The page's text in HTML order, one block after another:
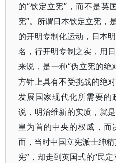
的“钦定立宪”，而不是英
宪”。所谓日本钦定立宪，
的开明专制化运动，日本
名，行开明专制之实，用
来说，是一种“伪立宪的绝
方针上具有不受挑战的绝
发展国家现代化所需要
说，明治维新的实质，就
皇为首的中央的权威，
而，当时中国立宪派士绅
宪”，却走到英国式的“民